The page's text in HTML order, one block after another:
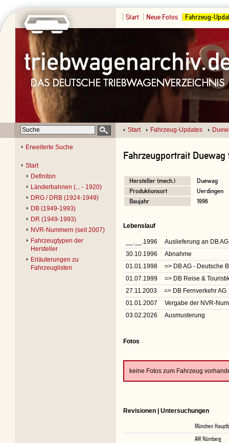
Start Neue Fotos Fahrzeug-
Start Fahrzeug-Updates
Erweiterte Suche
Start
Definiton
Länderbahnen (... - 1920)
DRG / DRB (1924-1949)
DB (1949-1993)
DR (1949-1993)
NVR-Nummern (seit 2007)
Fahrzeugtypen der
Hersteller
Erläuterungen zu
Fahrzeuglisten
Fahrzeugportrait Duewag
Hersteller (mech.)
Duewag
Produktionsort
Uerdingen
Baujahr
1996
Lebenslauf
__.__.1996
Auslieferung an DB
30.10.1996
Abnahme
01.01.1998
=> DB AG - Deutsche
01.07.1999
=> DB Reise &
27.11.2003
=> DB Fernverkehr AG
01.01.2007
Vergabe der NVR-
03.02.2026
Ausmusterung
Fotos
keine Fotos zum Fahrzeug
Revisionen | Untersuchungen
München
AW Nürnberg